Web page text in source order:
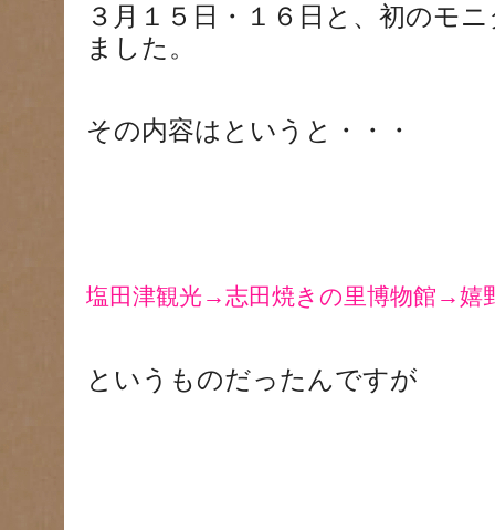
３月１５日・１６日と、初のモ
ました。
その内容はというと・・・
塩田津観光→志田焼きの里博物館→嬉
というものだったんですが